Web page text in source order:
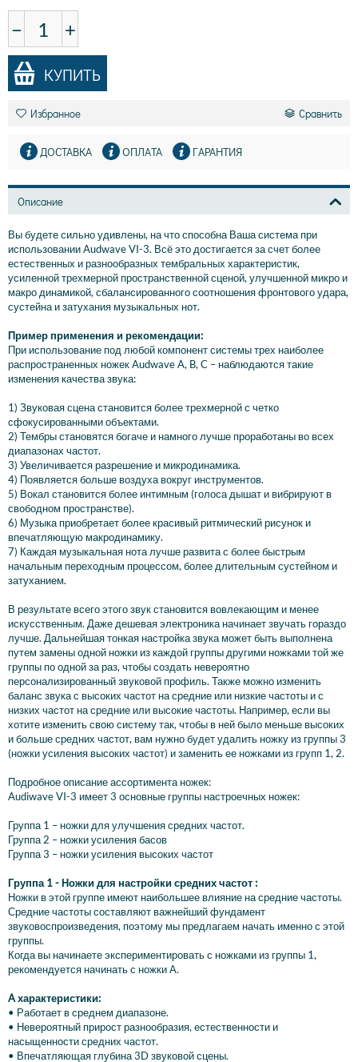
− +
КУПИТЬ
Избранное Сравнить
ДОСТАВКА ОПЛАТА ГАРАНТИЯ
Описание
Вы будете сильно удивлены, на что способна Ваша система при
использовании Audwave VI-3. Всё это достигается за счет более
естественных и разнообразных тембральных характеристик,
усиленной трехмерной пространственной сценой, улучшенной микро и
макро динамикой, сбалансированного соотношения фронтового удара,
сустейна и затухания музыкальных нот.
Пример применения и рекомендации:
При использование под любой компонент системы трех наиболее
распространенных ножек Audwave A, B, C – наблюдаются такие
изменения качества звука:
1) Звуковая сцена становится более трехмерной с четко
сфокусированными объектами.
2) Тембры становятся богаче и намного лучше проработаны во всех
диапазонах частот.
3) Увеличивается разрешение и микродинамика.
4) Появляется больше воздуха вокруг инструментов.
5) Вокал становится более интимным (голоса дышат и вибрируют в
свободном пространстве).
6) Музыка приобретает более красивый ритмический рисунок и
впечатляющую макродинамику.
7) Каждая музыкальная нота лучше развита с более быстрым
начальным переходным процессом, более длительным сустейном и
затуханием.
В результате всего этого звук становится вовлекающим и менее
искусственным. Даже дешевая электроника начинает звучать гораздо
лучше. Дальнейшая тонкая настройка звука может быть выполнена
путем замены одной ножки из каждой группы другими ножками той же
группы по одной за раз, чтобы создать невероятно
персонализированный звуковой профиль. Также можно изменить
баланс звука с высоких частот на средние или низкие частоты и с
низких частот на средние или высокие частоты. Например, если вы
хотите изменить свою систему так, чтобы в ней было меньше высоких
и больше средних частот, вам нужно будет удалить ножку из группы 3
(ножки усиления высоких частот) и заменить ее ножками из групп 1, 2.
Подробное описание ассортимента ножек:
Audiwave VI-3 имеет 3 основные группы настроечных ножек:
Группа 1 – ножки для улучшения средних частот.
Группа 2 – ножки усиления басов
Группа 3 – ножки усиления высоких частот
Группа 1 - Ножки для настройки средних частот :
Ножки в этой группе имеют наибольшее влияние на средние частоты.
Средние частоты составляют важнейший фундамент
звуковоспроизведения, поэтому мы предлагаем начать именно с этой
группы.
Когда вы начинаете экспериментировать с ножками из группы 1,
рекомендуется начинать с ножки А.
A характеристики:
• Работает в среднем диапазоне.
• Невероятный прирост разнообразия, естественности и
насыщенности средних частот.
• Впечатляющая глубина 3D звуковой сцены.